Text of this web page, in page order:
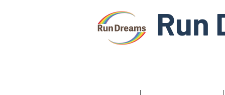
Run